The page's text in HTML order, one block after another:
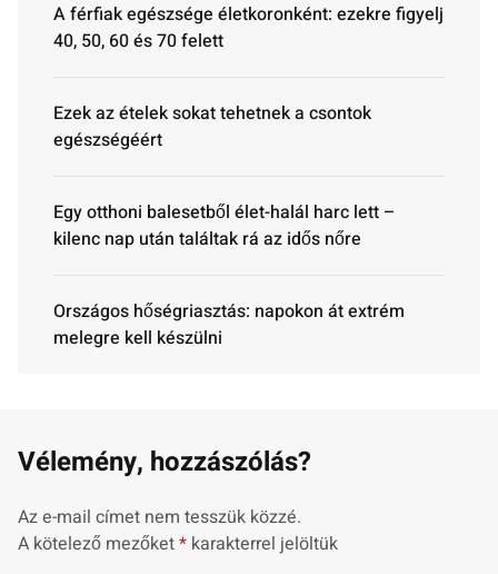
A férfiak egészsége életkoronként: ezekre figyelj
40, 50, 60 és 70 felett
Ezek az ételek sokat tehetnek a csontok
egészségéért
Egy otthoni balesetből élet-halál harc lett –
kilenc nap után találtak rá az idős nőre
Országos hőségriasztás: napokon át extrém
melegre kell készülni
Vélemény, hozzászólás?
Az e-mail címet nem tesszük közzé.
A kötelező mezőket* karakterrel jelöltük